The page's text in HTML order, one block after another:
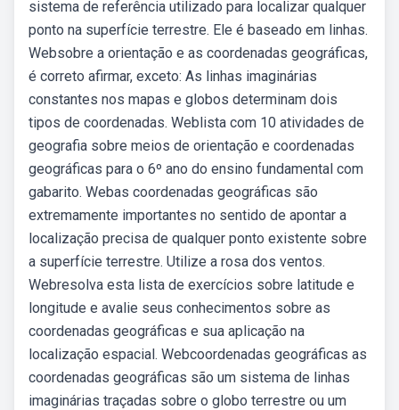
sistema de referência utilizado para localizar qualquer
ponto na superfície terrestre. Ele é baseado em linhas.
Websobre a orientação e as coordenadas geográficas,
é correto afirmar, exceto: As linhas imaginárias
constantes nos mapas e globos determinam dois
tipos de coordenadas. Weblista com 10 atividades de
geografia sobre meios de orientação e coordenadas
geográficas para o 6º ano do ensino fundamental com
gabarito. Webas coordenadas geográficas são
extremamente importantes no sentido de apontar a
localização precisa de qualquer ponto existente sobre
a superfície terrestre. Utilize a rosa dos ventos.
Webresolva esta lista de exercícios sobre latitude e
longitude e avalie seus conhecimentos sobre as
coordenadas geográficas e sua aplicação na
localização espacial. Webcoordenadas geográficas as
coordenadas geográficas são um sistema de linhas
imaginárias traçadas sobre o globo terrestre ou um